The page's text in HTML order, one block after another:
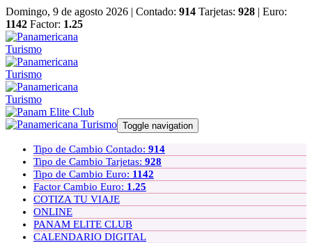
Domingo, 9 de agosto 2026 | Contado: 914 Tarjetas: 928 | Euro:
1142 Factor: 1.25
Toggle navigation
Tipo de Cambio Contado: 914
Tipo de Cambio Tarjetas: 928
Tipo de Cambio Euro: 1142
Factor Cambio Euro: 1.25
COTIZA TU VIAJE
ONLINE
PANAM ELITE CLUB
CALENDARIO DIGITAL